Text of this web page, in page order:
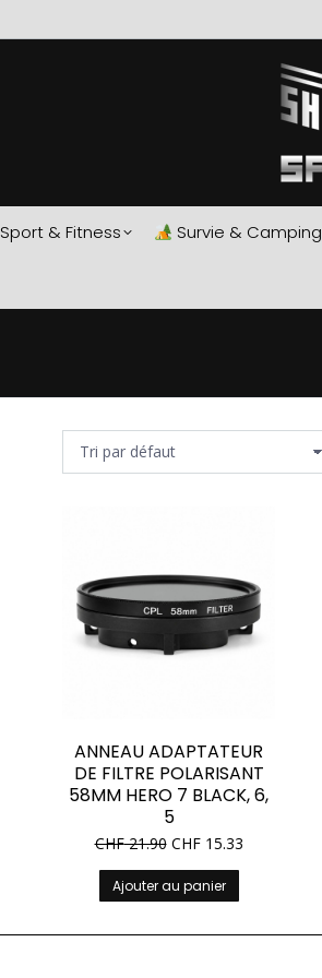
Sport & Fitness Survie & Camping
ANNEAU ADAPTATEUR
DE FILTRE POLARISANT
58MM HERO 7 BLACK, 6,
5
CHF21.90 CHF15.33
Ajouter au panier